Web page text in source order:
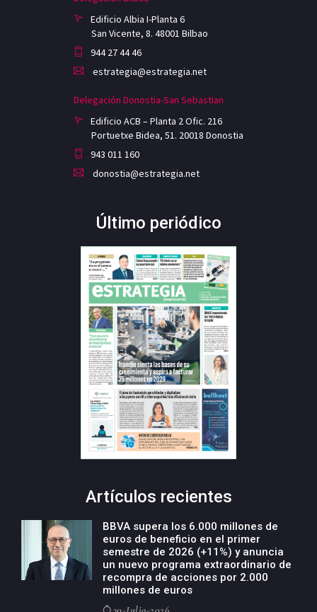
Edificio Albia I-Planta 6
San Vicente, 8. 48001 Bilbao
944 27 44 46
estrategia@estrategia.net
Delegación Donostia-San Sebastian
Edificio ACB – Planta 2 Ofic. 216
Portuetxe Bidea, 51. 20018 Donostia
943 011 160
donostia@estrategia.net
Último periódico
Artículos recientes
BBVA supera los 6.000 millones de
euros de beneficio en el primer
semestre de 2026 (+11%) y anuncia
un nuevo programa extraordinario de
recompra de acciones por 2.000
millones de euros